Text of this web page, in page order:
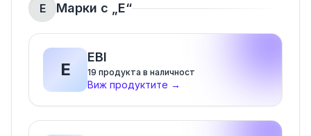
E Марки с „ E“
E
EBI
19 продукта в наличност
Виж продуктите →